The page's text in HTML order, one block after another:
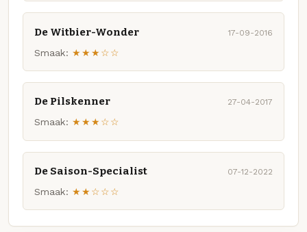
De Witbier-Wonder 17-09-2016
Smaak: ★★★☆☆
De Pilskenner 27-04-2017
Smaak: ★★★☆☆
De Saison-Specialist 07-12-2022
Smaak: ★★☆☆☆